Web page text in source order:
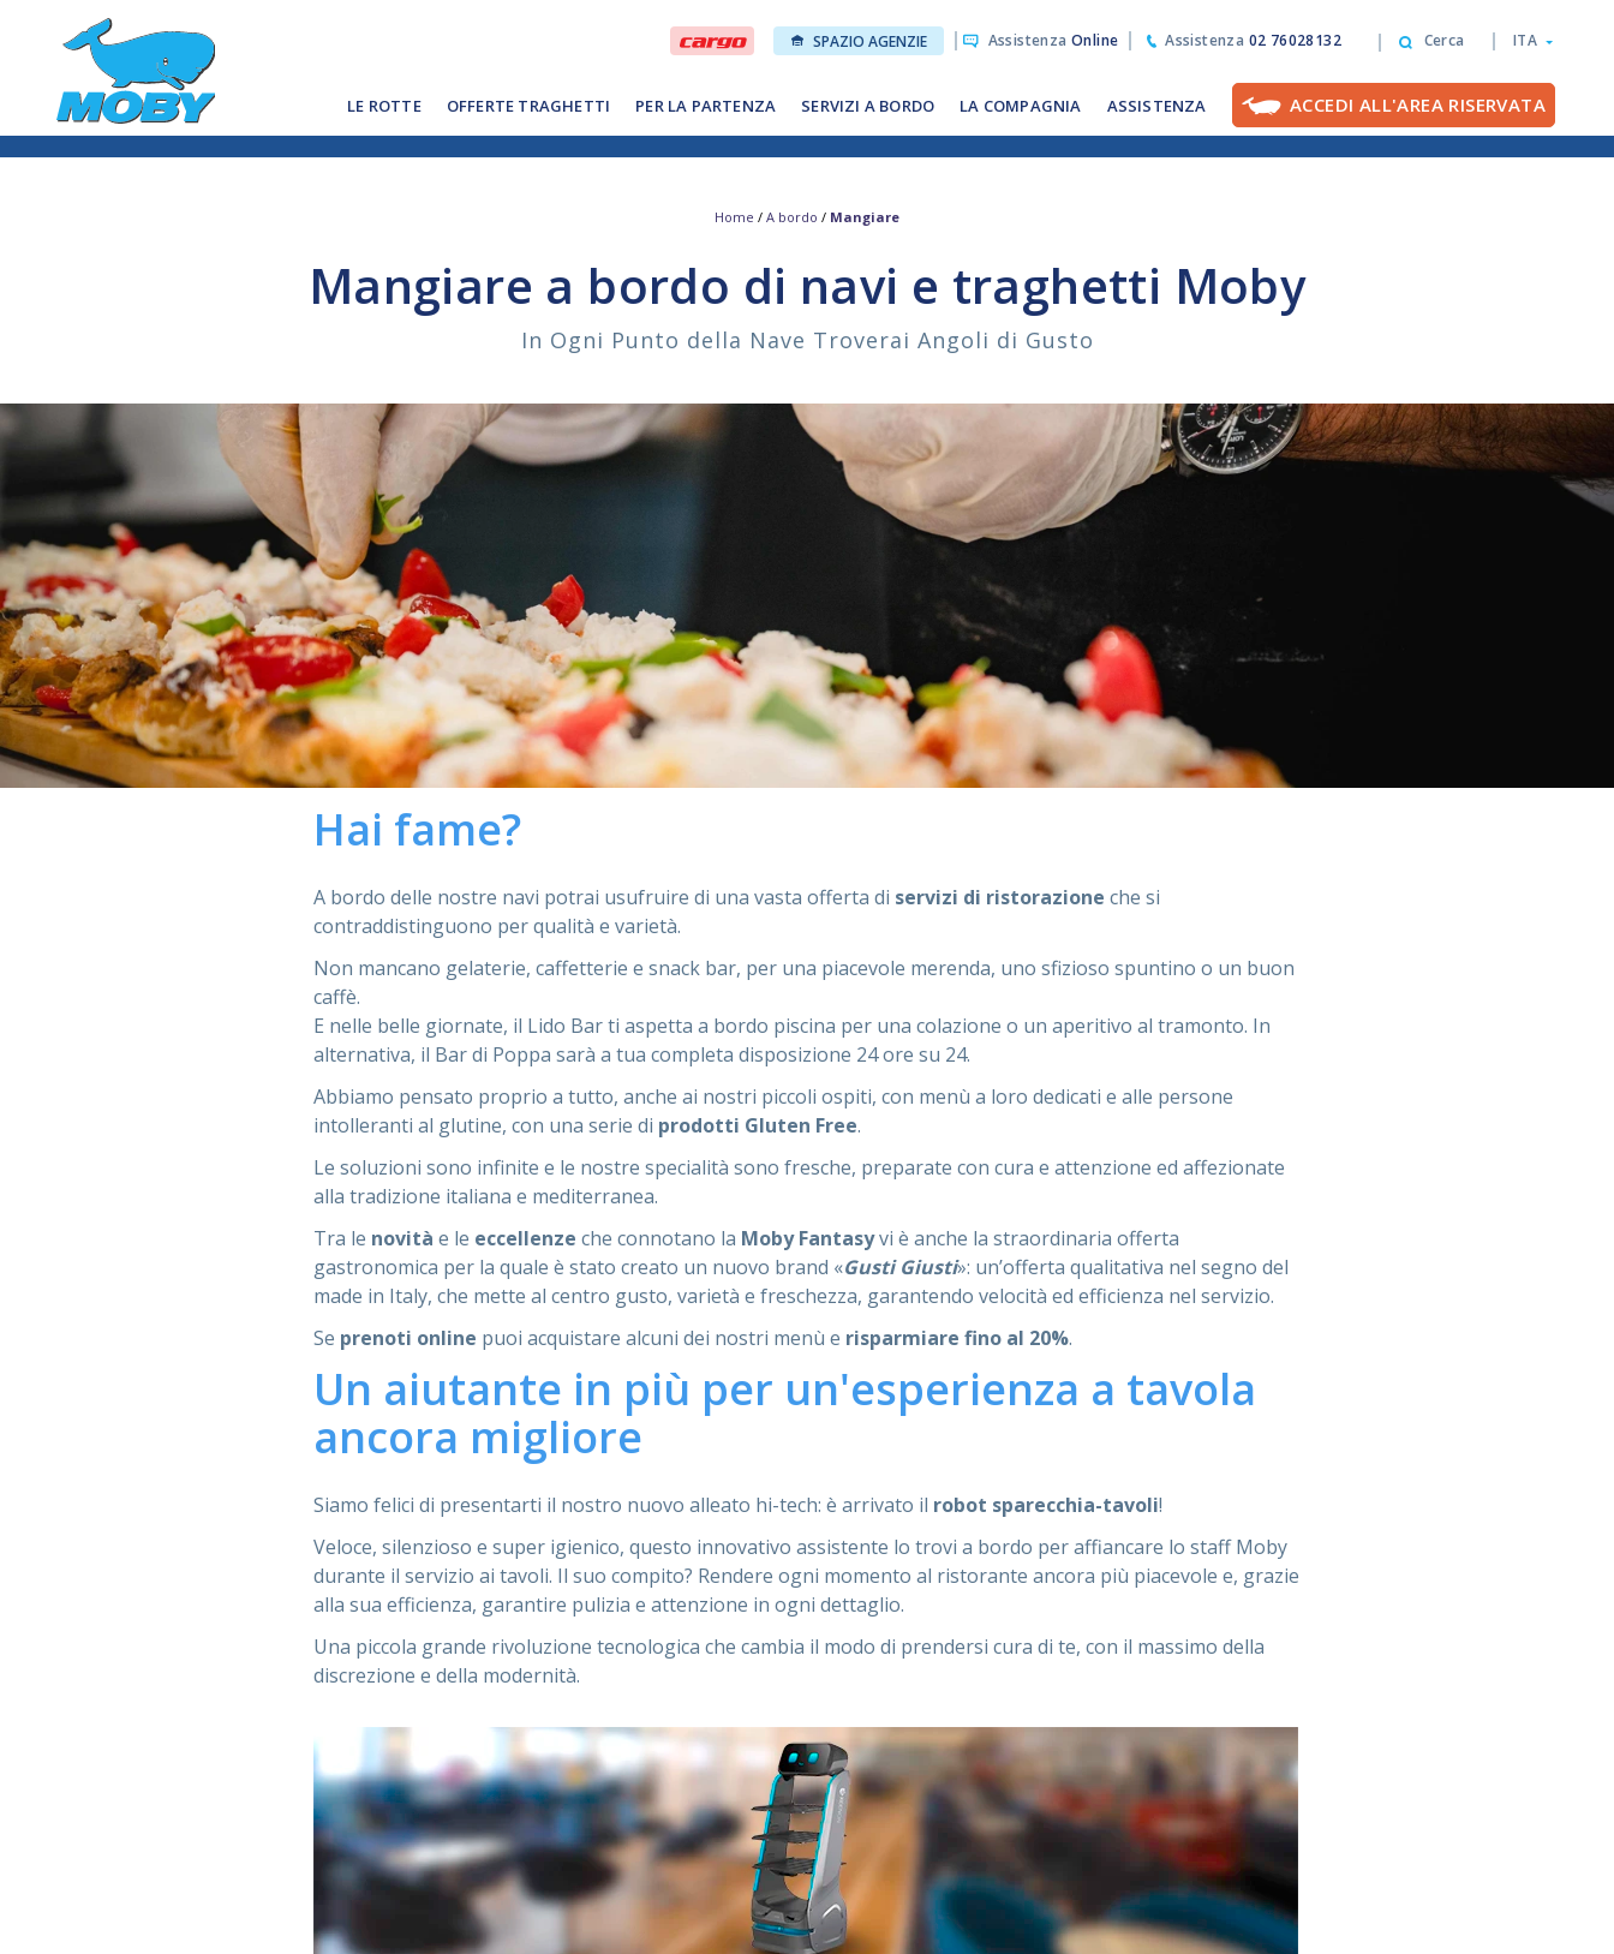
Cerca ITA
LE ROTTE OFFERTE TRAGHETTI PER LA PARTENZA SERVIZI A BORDO LA COMPAGNIA ASSISTENZA ACCEDI ALL'AREA RISERVATA
SPAZIO AGENZIE Assistenza Online Assistenza 02 76028132
Home / A bordo / Mangiare
Mangiare a bordo di navi e traghetti Moby
In Ogni Punto della Nave Troverai Angoli di Gusto
Hai fame?
A bordo delle nostre navi potrai usufruire di una vasta offerta di servizi di ristorazione che si
contraddistinguono per qualità e varietà.
Non mancano gelaterie, caffetterie e snack bar, per una piacevole merenda, uno sfizioso spuntino o un buon
caffè.
E nelle belle giornate, il Lido Bar ti aspetta a bordo piscina per una colazione o un aperitivo al tramonto. In
alternativa, il Bar di Poppa sarà a tua completa disposizione 24 ore su 24.
Abbiamo pensato proprio a tutto, anche ai nostri piccoli ospiti, con menù a loro dedicati e alle persone
intolleranti al glutine, con una serie di prodotti Gluten Free.
Le soluzioni sono infinite e le nostre specialità sono fresche, preparate con cura e attenzione ed affezionate
alla tradizione italiana e mediterranea.
Tra le novità e le eccellenze che connotano la Moby Fantasyvi è anche la straordinaria offerta
gastronomica per la quale è stato creato un nuovo brand «Gusti Giusti»: un’offerta qualitativa nel segno del
made in Italy, che mette al centro gusto, varietà e freschezza, garantendo velocità ed efficienza nel servizio.
Se prenoti online puoi acquistare alcuni dei nostri menù e risparmiare fino al 20%.
Un aiutante in più per un'esperienza a tavola
ancora migliore
Siamo felici di presentarti il nostro nuovo alleato hi-tech: è arrivato il robot sparecchia-tavoli!
Veloce, silenzioso e super igienico, questo innovativo assistente lo trovi a bordo per affiancare lo staff Moby
durante il servizio ai tavoli. Il suo compito? Rendere ogni momento al ristorante ancora più piacevole e, grazie
alla sua efficienza, garantire pulizia e attenzione in ogni dettaglio.
Una piccola grande rivoluzione tecnologica che cambia il modo di prendersi cura di te, con il massimo della
discrezione e della modernità.